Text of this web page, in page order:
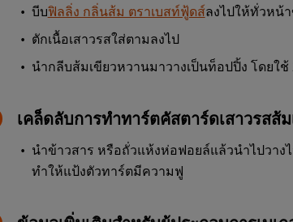
บีบฟิลลิ่ง กลิ่นส้ม ตราเบสท์ฟู้ดส์ลงไปให้ทั่วหน้
ตักเนื้อเสาวรสใส่ตามลงไป
นำกลีบส้มเขียวหวานมาวางเป็นท็อปปิ้ง โดยใ
เคล็ดลับการทำทาร์ตคัสตาร์ดเสาวรสส้
นำข้าวสาร หรือถั่วแห้งห่อฟอยล์แล้วนำไปวา
ทำให้แป้งตัวทาร์ตมีความฟู